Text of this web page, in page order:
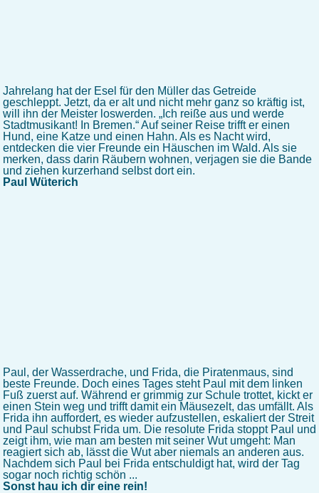
Jahrelang hat der Esel für den Müller das Getreide
geschleppt. Jetzt, da er alt und nicht mehr ganz so kräftig ist,
will ihn der Meister loswerden. „Ich reiße aus und werde
Stadtmusikant! In Bremen.“ Auf seiner Reise trifft er einen
Hund, eine Katze und einen Hahn. Als es Nacht wird,
entdecken die vier Freunde ein Häuschen im Wald. Als sie
merken, dass darin Räubern wohnen, verjagen sie die Bande
und ziehen kurzerhand selbst dort ein.
Paul Wüterich
Paul, der Wasserdrache, und Frida, die Piratenmaus, sind
beste Freunde. Doch eines Tages steht Paul mit dem linken
Fuß zuerst auf. Während er grimmig zur Schule trottet, kickt er
einen Stein weg und trifft damit ein Mäusezelt, das umfällt. Als
Frida ihn auffordert, es wieder aufzustellen, eskaliert der Streit
und Paul schubst Frida um. Die resolute Frida stoppt Paul und
zeigt ihm, wie man am besten mit seiner Wut umgeht: Man
reagiert sich ab, lässt die Wut aber niemals an anderen aus.
Nachdem sich Paul bei Frida entschuldigt hat, wird der Tag
sogar noch richtig schön ...
Sonst hau ich dir eine rein!